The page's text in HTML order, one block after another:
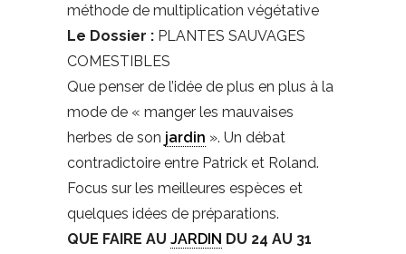
méthode de multiplication végétative
Le Dossier : PLANTES SAUVAGES
COMESTIBLES
Que penser de l’idée de plus en plus à la
mode de « manger les mauvaises
herbes de son jardin ». Un débat
contradictoire entre Patrick et Roland.
Focus sur les meilleures espèces et
quelques idées de préparations.
QUE FAIRE AU JARDIN DU 24 AU 31